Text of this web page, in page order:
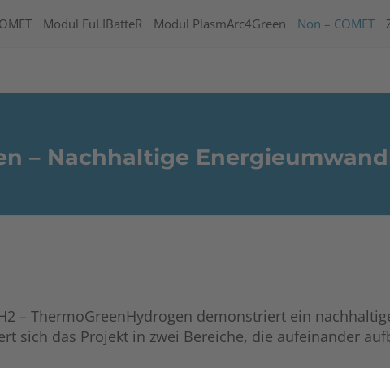
Modul FuLIBatteR Modul PlasmArc4Green Non – COMET
– Nachhaltige
– ThermoGreenHydrogen demonstriert ein
sich das Projekt in zwei Bereiche, die aufeinander